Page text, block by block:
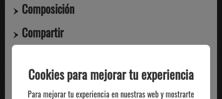
Composición
Compartir
TE PUEDE INTERESAR
Cookies para mejorar tu experiencia
Para mejorar tu experiencia en nuestras web y mostrarte